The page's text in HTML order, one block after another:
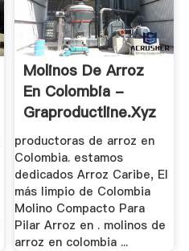
Molinos De Arroz
En Colombia -
Graproductline.xyz
productoras de arroz en
Colombia. estamos
dedicados Arroz Caribe, El
más limpio de Colombia
Molino Compacto Para
Pilar Arroz en . molinos de
arroz en colombia ...